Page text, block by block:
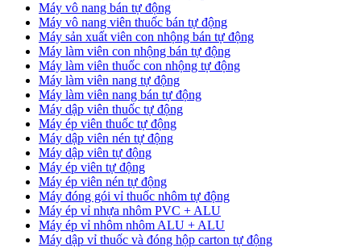
Máy vô nang bán tự động
Máy vô nang viên thuốc bán tự động
Máy sản xuất viên con nhộng bán tự động
Máy làm viên con nhộng bán tự động
Máy làm viên thuốc con nhộng tự động
Máy làm viên nang tự động
Máy làm viên nang bán tự động
Máy dập viên thuốc tự động
​Máy ép viên thuốc tự động
​Máy dập viên nén tự động
​Máy dập viên tự động
Máy ép viên tự động
​Máy ép viên nén tự động
Máy đóng gói vỉ thuốc nhôm tự động
​Máy ép vỉ nhựa nhôm PVC + ALU
​Máy ép vỉ nhôm nhôm ALU + ALU
Máy dập vỉ thuốc và đóng hộp carton tự động